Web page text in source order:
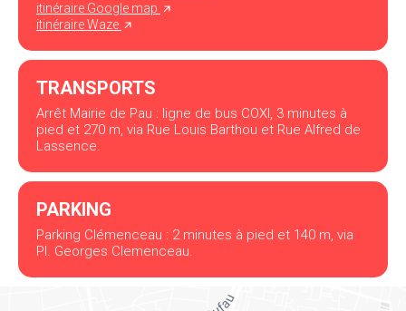
itinéraire Google map
itinéraire Waze
TRANSPORTS
Arrêt Mairie de Pau : ligne de bus COXI, 3 minutes à
pied et 270 m, via Rue Louis Barthou et Rue Alfred de
Lassence.
PARKING
Parking Clémenceau : 2 minutes à pied et 140 m, via
Pl. Georges Clemenceau.